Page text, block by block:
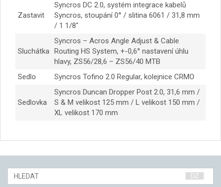
Zastavit
Syncros DC 2.0, systém integrace kabelů
Syncros, stoupání 0° / slitina 6061 / 31,8 mm
/ 1 1/8″
Sluchátka
Syncros – Acros Angle Adjust & Cable
Routing HS System, +-0,6° nastavení úhlu
hlavy, ZS56/28,6 – ZS56/40 MTB
Sedlo
Syncros Tofino 2.0 Regular, kolejnice CRMO
Sedlovka
Syncros Duncan Dropper Post 2.0, 31,6 mm /
S & M velikost 125 mm / L velikost 150 mm /
XL velikost 170 mm